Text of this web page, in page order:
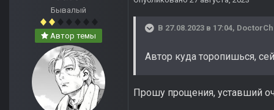
Бывалый
Автор темы
В 27.08.2023 в 17:04,
Автор куда торопишься,
Прошу прощения, уставший